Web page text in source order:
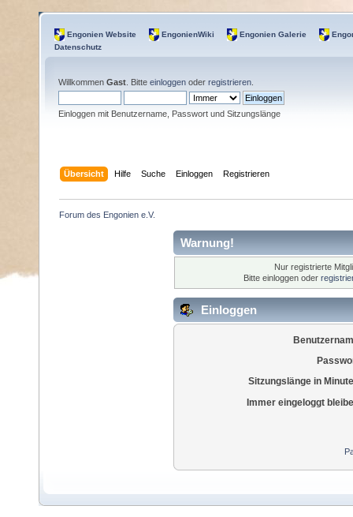
Engonien Website EngonienWiki Engonien Galerie
Datenschutz
Willkommen Gast . Bitte einloggen oder registrieren
Einloggen mit Benutzername, Passwort und Sitzungslänge
Übersicht Hilfe Suche Einloggen Registrieren
Forum des Engonien e.V.
Warnung!
Nur registrierte
Bitte einloggen oder
Einloggen
Sitzungslänge in
Immer eingeloggt